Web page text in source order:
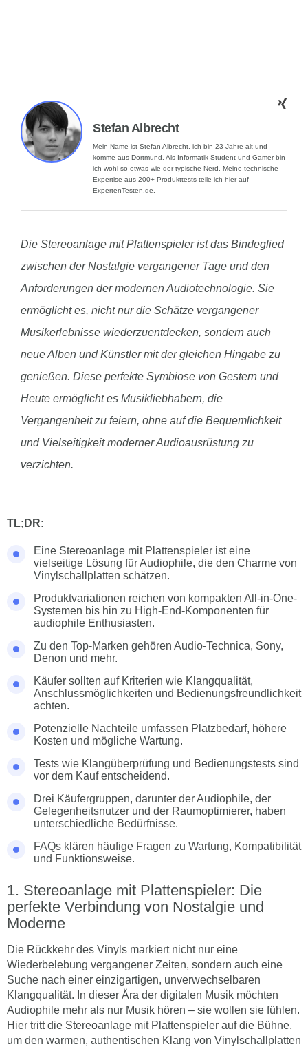
Stefan Albrecht
Mein Name ist Stefan Albrecht, ich bin 23 Jahre alt und
komme aus Dortmund. Als Informatik Student und Gamer bin
ich wohl so etwas wie der typische Nerd. Meine technische
Expertise aus 200+ Produkttests teile ich hier auf
ExpertenTesten.de.
Die Stereoanlage mit Plattenspieler ist das Bindeglied
zwischen der Nostalgie vergangener Tage und den
Anforderungen der modernen Audiotechnologie. Sie
ermöglicht es, nicht nur die Schätze vergangener
Musikerlebnisse wiederzuentdecken, sondern auch
neue Alben und Künstler mit der gleichen Hingabe zu
genießen. Diese perfekte Symbiose von Gestern und
Heute ermöglicht es Musikliebhabern, die
Vergangenheit zu feiern, ohne auf die Bequemlichkeit
und Vielseitigkeit moderner Audioausrüstung zu
verzichten.
TL;DR:
Eine Stereoanlage mit Plattenspieler ist eine
vielseitige Lösung für Audiophile, die den Charme von
Vinylschallplatten schätzen.
Produktvariationen reichen von kompakten All-in-One-
Systemen bis hin zu High-End-Komponenten für
audiophile Enthusiasten.
Zu den Top-Marken gehören Audio-Technica, Sony,
Denon und mehr.
Käufer sollten auf Kriterien wie Klangqualität,
Anschlussmöglichkeiten und Bedienungsfreundlichkeit
achten.
Potenzielle Nachteile umfassen Platzbedarf, höhere
Kosten und mögliche Wartung.
Tests wie Klangüberprüfung und Bedienungstests sind
vor dem Kauf entscheidend.
Drei Käufergruppen, darunter der Audiophile, der
Gelegenheitsnutzer und der Raumoptimierer, haben
unterschiedliche Bedürfnisse.
FAQs klären häufige Fragen zu Wartung, Kompatibilität
und Funktionsweise.
Stereoanlage mit Plattenspieler: Die
perfekte Verbindung von Nostalgie und
Moderne
Die Rückkehr des Vinyls markiert nicht nur eine
Wiederbelebung vergangener Zeiten, sondern auch eine
Suche nach einer einzigartigen, unverwechselbaren
Klangqualität. In dieser Ära der digitalen Musik möchten
Audiophile mehr als nur Musik hören – sie wollen sie fühlen.
Hier tritt die Stereoanlage mit Plattenspieler auf die Bühne,
um den warmen, authentischen Klang von Vinylschallplatten